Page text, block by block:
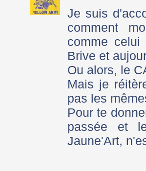
Je suis
comment
comme
Brive et
Ou alors, le
Mais je
pas les
Pour te
passée et
Jaune'Art,